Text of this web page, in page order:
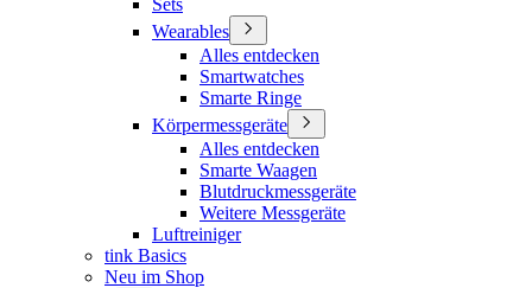
Sets
Wearables
Alles entdecken
Smartwatches
Smarte Ringe
Körpermessgeräte
Alles entdecken
Smarte Waagen
Blutdruckmessgeräte
Weitere Messgeräte
Luftreiniger
tink Basics
Neu im Shop